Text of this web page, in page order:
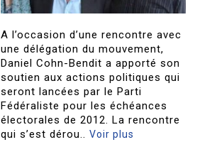
A l’occasion d’une rencontre avec
une délégation du mouvement,
Daniel Cohn-Bendit a apporté son
soutien aux actions politiques qui
seront lancées par le Parti
Fédéraliste pour les échéances
électorales de 2012. La rencontre
qui s’est dérou..Voir plus